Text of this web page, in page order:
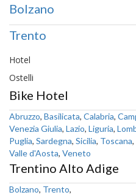
Bolzano
Trento
Hotel
Ostelli
Bike Hotel
Abruzzo, Basilicata, Calabria,
Venezia Giulia, Lazio, Liguria,
Puglia, Sardegna, Sicilia, Toscana,
Valle d'Aosta, Veneto
Trentino Alto Adige
Bolzano, Trento,